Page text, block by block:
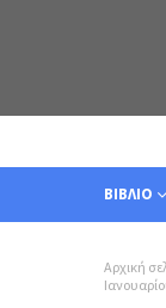
ΒΙΒΛΙΟ
Αρχική